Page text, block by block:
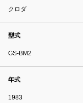
クロダ
型式
GS-BM2
年式
1983